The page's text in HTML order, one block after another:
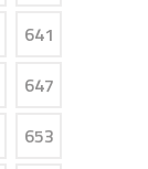
641
647
653